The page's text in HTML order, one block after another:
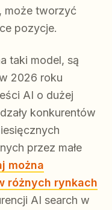
może tworzyć
pozycje.
taki model, są
2026 roku
AI o dużej
konkurentów
przez małe
można
różnych rynkach
AI search w